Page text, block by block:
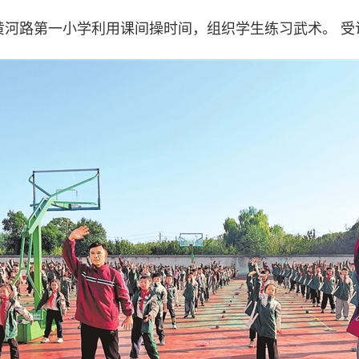
河路第一小学利用课间操时间，组织学生练习武术。 受